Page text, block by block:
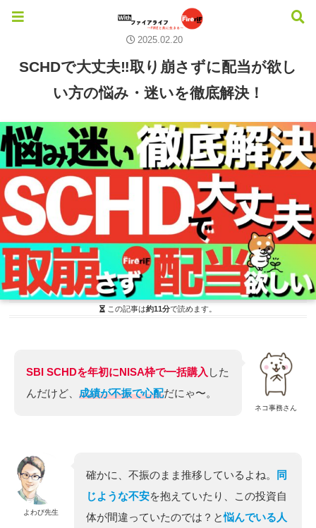
投資のいろは
SCHDで大丈夫‼️取り崩さずに配当が欲し
い方の悩み・迷いを徹底解決！
2025.02.20
この記事は約11分で読めます。
ネコ事務さん
SBI SCHDを年初にNISA枠で一括購入 した
んだけど、 成績が不振で心配だにゃ〜。
よわび先生
確かに、不振のまま推移しているよね。
同
じような不安を抱えていたり、この投資自
体が間違っていたのでは？と悩んでいる人